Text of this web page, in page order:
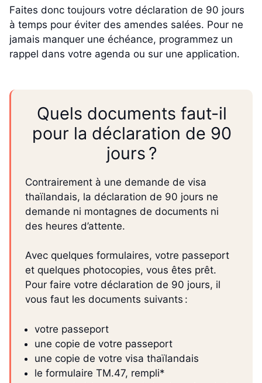
Faites donc toujours votre déclaration de 90 jours
à temps pour éviter des amendes salées. Pour ne
jamais manquer une échéance, programmez un
rappel dans votre agenda ou sur une application.
Quels documents faut-il
pour la déclaration de 90
jours ?
Contrairement à une demande de visa
thaïlandais, la déclaration de 90 jours ne
demande ni montagnes de documents ni
des heures d’attente.
Avec quelques formulaires, votre passeport
et quelques photocopies, vous êtes prêt.
Pour faire votre déclaration de 90 jours, il
vous faut les documents suivants :
votre passeport
une copie de votre passeport
une copie de votre visa thaïlandais
le formulaire TM.47, rempli*